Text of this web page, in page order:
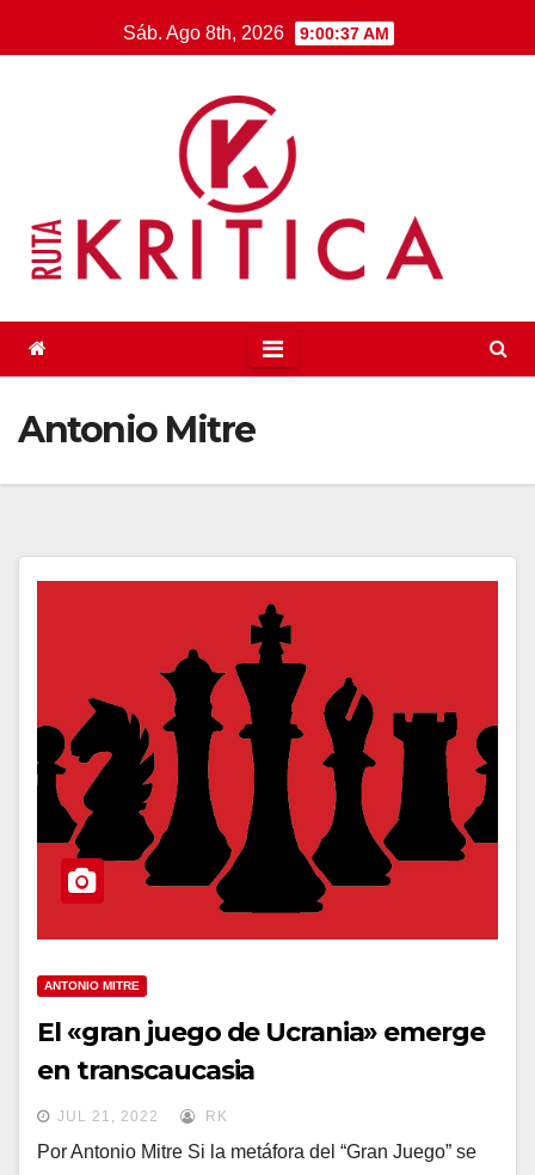
al
Sáb. Ago 8th, 2026 9:00:37 AM
Antonio Mitre
ANTONIO MITRE
El «gran juego de Ucrania» emerge
en transcaucasia
JUL 21, 2022 RK
Por Antonio Mitre Si la metáfora del “Gran Juego” se